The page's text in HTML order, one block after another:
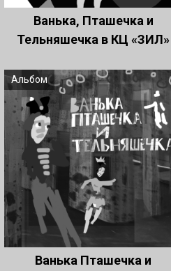
Ванька, Пташечка и
Тельняшечка в КЦ «ЗИЛ»
Альбом
Ванька Пташечка и